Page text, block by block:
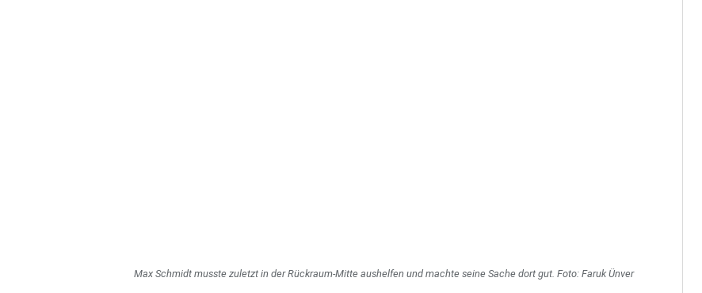
Max Schmidt musste zuletzt in der Rückraum-Mitte aushelfen und machte seine Sache dort gut. Foto: Faruk Ünver